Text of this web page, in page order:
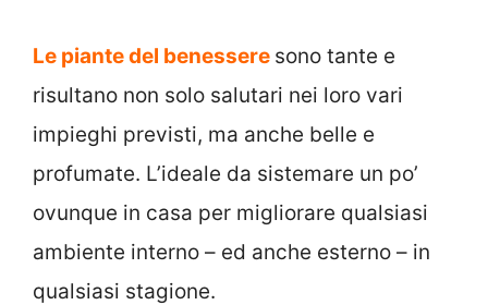
Le piante del benessere sono tante e
risultano non solo salutari nei loro vari
impieghi previsti, ma anche belle e
profumate. L’ideale da sistemare un po’
ovunque in casa per migliorare qualsiasi
ambiente interno – ed anche esterno – in
qualsiasi stagione.